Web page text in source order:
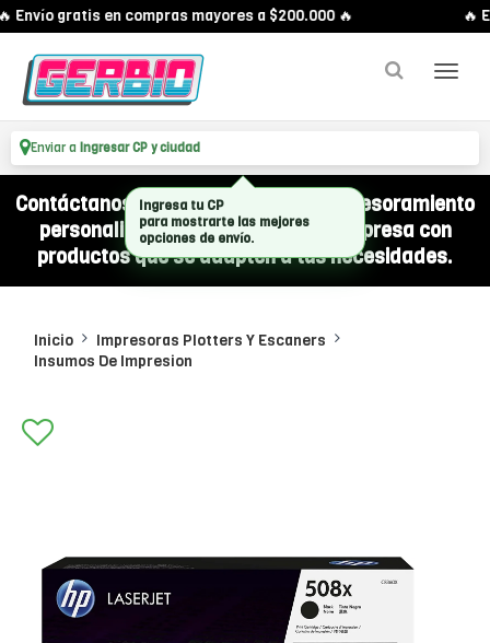
Envío gratis en compras mayores a $200.000 🔥 🔥
Enviar a Ingresar CP y ciudad
Contáctanos por WhatsApp y recibí asesoramiento
personalizado para equipar a tu empresa con
productos que se adapten a tus necesidades.
Inicio
Impresoras Plotters Y Escaners
Insumos De Impresion
Ingresa tu CP
para mostrarte las mejores
opciones de envío.